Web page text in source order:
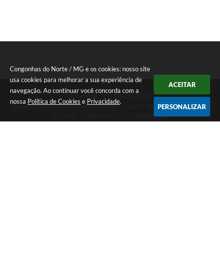
Congonhas do Norte / MG e os cookies: nosso site
usa cookies para melhorar a sua experiência de
navegação. Ao continuar você concorda com a
nossa Política de Cookies e Privacidade.
ACEITAR
PERSONALIZAR
Endereço: Rua: João Moreira, nº 22 - Centro Segunda a Sexta das
07:00 as 17:00 horas | CEP: 35850-000